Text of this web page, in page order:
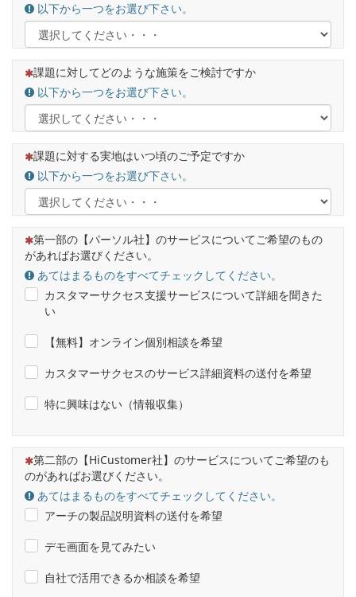
以下から一つをお選び下さい。
（この質問は必須です）
課題に対してどのような施策をご検討ですか
以下から一つをお選び下さい。
（この質問は必須です）
課題に対する実地はいつ頃のご予定ですか
以下から一つをお選び下さい。
（この質問は必須です）
第一部の【パーソル社】のサービスについてご希望のもの
があればお選びください。
あてはまるものをすべてチェックしてください。
カスタマーサクセス支援サービスについて詳細を聞きた
い
【無料】オンライン個別相談を希望
カスタマーサクセスのサービス詳細資料の送付を希望
特に興味はない（情報収集）
（この質問は必須です）
第二部の【HiCustomer社】のサービスについてご希望のも
のがあればお選びください。
あてはまるものをすべてチェックしてください。
アーチの製品説明資料の送付を希望
デモ画面を見てみたい
自社で活用できるか相談を希望